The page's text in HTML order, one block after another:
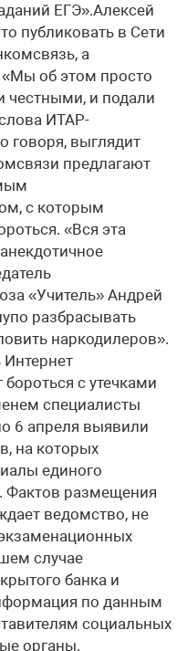
ЕГЭ».Алексей
публиковать в Сети
а
об этом просто
честными, и подали
ИТАР-
говоря, выглядит
предлагают
с которым
«Вся эта
«Учитель» Андрей
разбрасывать
наркодилеров».
Интернет
с утечками
специалисты
6 апреля выявили
на которых
единого
Фактов размещения
ведомство, не
случае
банка и
по данным
социальных
органы.